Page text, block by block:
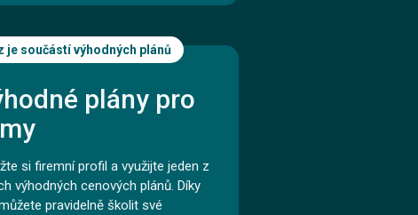
je součástí výhodných plánů
plány pro
si firemní profil a využijte jeden z
výhodných cenových plánů. Díky
pravidelně školit své